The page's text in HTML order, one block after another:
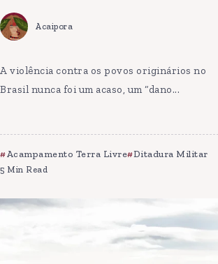
Acaipora
A violência contra os povos originários no
Brasil nunca foi um acaso, um “dano...
Acampamento Terra Livre Ditadura Militar
5 Min Read